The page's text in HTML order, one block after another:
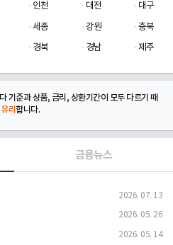
인천 대전
대구
세종 강원
충북
경북 경남 제주
기준과 상품, 금리, 상환기간이 모두 다르기 때
리합니다.
금융뉴스
2026. 07. 13
2026. 05. 26
2026. 05. 14